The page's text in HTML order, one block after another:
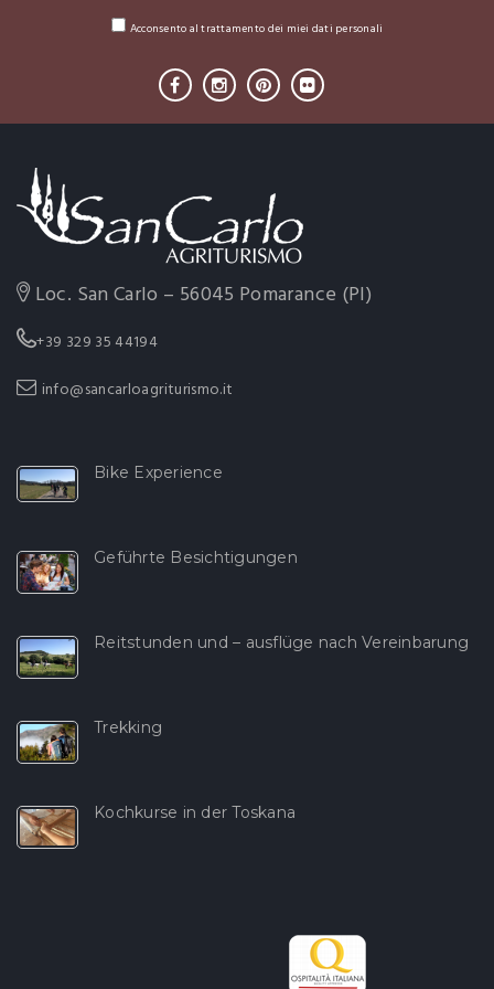
Acconsento al trattamento dei miei dati personali
Loc. San Carlo – 56045 Pomarance (PI)
+39 329 35 44194
info@sancarloagriturismo.it
Bike Experience
Geführte Besichtigungen
Reitstunden und – ausflüge nach Vereinbarung
Trekking
Kochkurse in der Toskana